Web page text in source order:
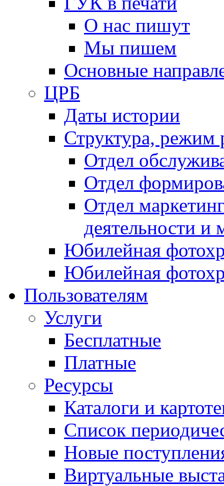
О нас пишут
Мы пишем
Основные
ЦРБ
Даты истории
Структура, режим
Отдел
Отдел
Отдел
деятельности и
Юбилейная
Юбилейная
Пользователям
Услуги
Бесплатные
Платные
Ресурсы
Каталоги и
Список
Новые
Виртуальные